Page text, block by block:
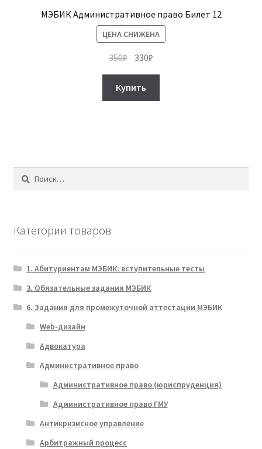
МЭБИК Административное право Билет 12
ЦЕНА СНИЖЕНА
350₽ Первоначальная
цена
составляла
350₽.
330₽
цена:
Купить
Найти:
Категории товаров
1. Абитуриентам МЭБИК: вступительные тесты
3. Обязательные задания МЭБИК
6. Задания для промежуточной аттестации МЭБИК
Web-дизайн
Адвокатура
Административное право
Административное право (юриспруденция)
Административное право ГМУ
Антикризисное управление
Арбитражный процесс